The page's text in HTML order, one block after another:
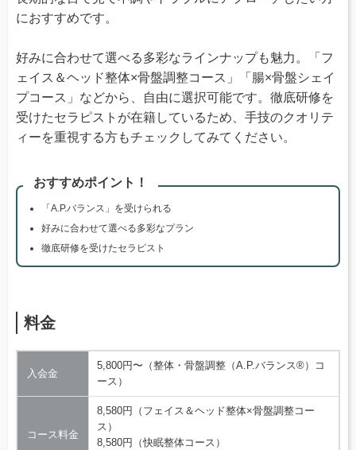
におすすめです。
好みに合わせて選べる多彩なラインナップも魅力。「フ
ェイス＆ヘッド整体×骨盤調整コース」「腸×骨盤シェイ
プコース」などから、自由に選択可能です。徹底研修を
受けたセラピストが在籍しているため、手技のクオリテ
ィーを重視する方もチェックしてみてください。
おすすめポイント！
「A.P.バランス」を受けられる
好みに合わせて選べる多彩なプラン
徹底研修を受けたセラピスト
料金
入会金
5,800円〜（整体・骨盤調整（A.P.バランス®）コ
ース）
コース料金
8,580円（フェイス＆ヘッド整体×骨盤調整コー
ス）
8,580円（快眠整体コース）